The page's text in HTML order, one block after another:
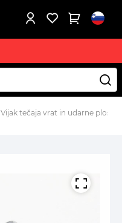
Vijak tečaja vrat in udarne plošče